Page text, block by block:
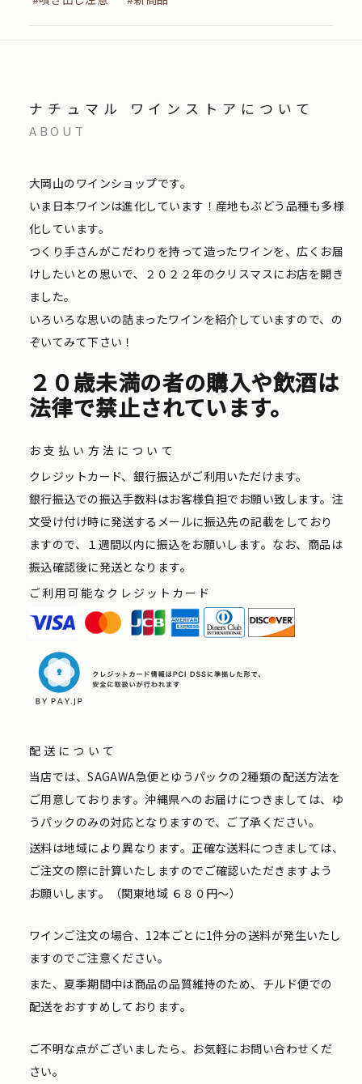
ナチュマル ワインストアについて
ABOUT
大岡山のワインショップです。
いま日本ワインは進化しています！産地もぶどう品種も多様
化しています。
つくり手さんがこだわりを持って造ったワインを、広くお届
けしたいとの思いで、２０２２年のクリスマスにお店を開き
ました。
いろいろな思いの詰まったワインを紹介していますので、の
ぞいてみて下さい！
２０歳未満の者の購入や飲酒は
法律で禁止されています。
お支払い方法について
クレジットカード、銀行振込がご利用いただけます。
銀行振込での振込手数料はお客様負担でお願い致します。注
文受け付け時に発送するメールに振込先の記載をしており
ますので、１週間以内に振込をお願いします。なお、商品は
振込確認後に発送となります。
ご利用可能なクレジットカード
配送について
当店では、SAGAWA急便とゆうパックの2種類の配送方法を
ご用意しております。沖縄県へのお届けにつきましては、ゆ
うパックのみの対応となりますので、ご了承ください。
送料は地域により異なります。正確な送料につきましては、
ご注文の際に計算いたしますのでご確認いただきますよう
お願いします。（関東地域 ６８０円〜）
ワインご注文の場合、12本ごとに1件分の送料が発生いたし
ますのでご注意ください。
また、夏季期間中は商品の品質維持のため、チルド便での
配送をおすすめしております。
ご不明な点がございましたら、お気軽にお問い合わせくだ
さい。